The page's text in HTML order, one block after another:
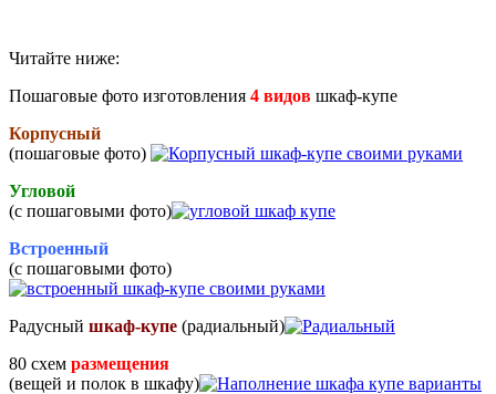
Читайте ниже:
Пошаговые фото изготовления 4 видов шкаф-купе
Корпусный
(пошаговые фото)
Угловой
(с пошаговыми фото)
Встроенный
(с пошаговыми фото)
Радусный шкаф-купе (радиальный)
80 схем размещения
(вещей и полок в шкафу)